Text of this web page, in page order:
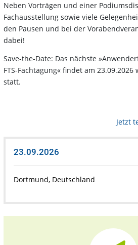
Neben Vorträgen und einer
Fachausstellung sowie viele
den Pausen und bei der
dabei!
Save-the-Date: Das nächste
FTS-Fachtagung« findet am
statt.
Jetzt
23.09.2026
Dortmund, Deutschland